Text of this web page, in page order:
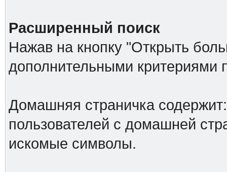
Расширенный поиск
Нажав на кнопку "Открыть
дополнительными критериями
Домашняя страничка
пользователей с домашней
искомые символы.